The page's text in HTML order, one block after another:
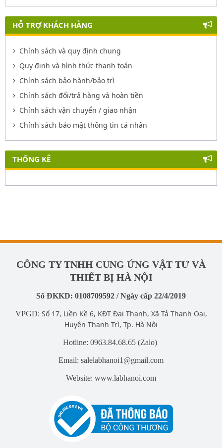
HỖ TRỢ KHÁCH HÀNG
Chính sách và quy định chung
Quy định và hình thức thanh toán
Chính sách bảo hành/bảo trì
Chính sách đổi/trả hàng và hoàn tiền
Chính sách vận chuyển / giao nhận
Chính sách bảo mật thông tin cá nhân
THỐNG KÊ
CÔNG TY TNHH CUNG ỨNG VẬT TƯ VÀ
THIẾT BỊ HÀ NỘI
Số ĐKKD: 0108709592 / Ngày cấp 22/4/2019
VPGD: Số 17, Liền Kề 6, KĐT Đại Thanh, Xã Tả Thanh Oai,
Huyện Thanh Trì, Tp. Hà Nội
Hotline: 0963.84.68.65 (Zalo)
Email: salelabhanoi1@gmail.com
Website: www.labhanoi.com